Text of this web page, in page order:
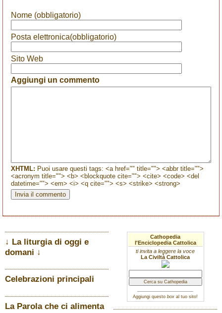
Nome (obbligatorio)
Posta elettronica(obbligatorio)
Sito Web
Aggiungi un commento
XHTML: Puoi usare questi tags: <a href="" title=""> <abbr title="">
<acronym title=""> <b> <blockquote cite=""> <cite> <code> <del
datetime=""> <em> <i> <q cite=""> <s> <strike> <strong>
↓ La liturgia di oggi e
domani ↓
Celebrazioni principali
La Parola che ci alimenta
Cathopedia
l'Enciclopedia Cattolica
ti invita a leggere la voce
La Civiltà Cattolica
Aggiungi questo box al tuo sito!